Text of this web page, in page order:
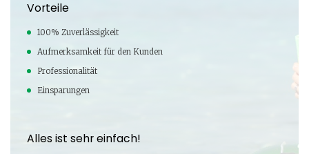
Vorteile
100% Zuverlässigkeit
Aufmerksamkeit für den Kunden
Professionalität
Einsparungen
Alles ist sehr einfach!